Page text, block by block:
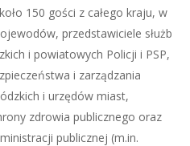
150 gości z całego kraju, w
przedstawiciele służb
i powiatowych Policji i PSP,
i zarządzania
i urzędów miast,
zdrowia publicznego oraz
publicznej (m.in.